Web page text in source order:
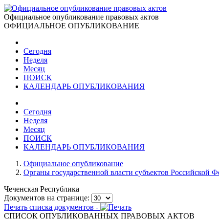
Официальное опубликование правовых актов
ОФИЦИАЛЬНОЕ ОПУБЛИКОВАНИЕ
Сегодня
Неделя
Месяц
ПОИСК
КАЛЕНДАРЬ ОПУБЛИКОВАНИЯ
Сегодня
Неделя
Месяц
ПОИСК
КАЛЕНДАРЬ ОПУБЛИКОВАНИЯ
Официальное опубликование
Органы государственной власти субъектов Российской
Чеченская Республика
Документов на странице:
Печать списка документов -
СПИСОК ОПУБЛИКОВАННЫХ ПРАВОВЫХ АКТОВ